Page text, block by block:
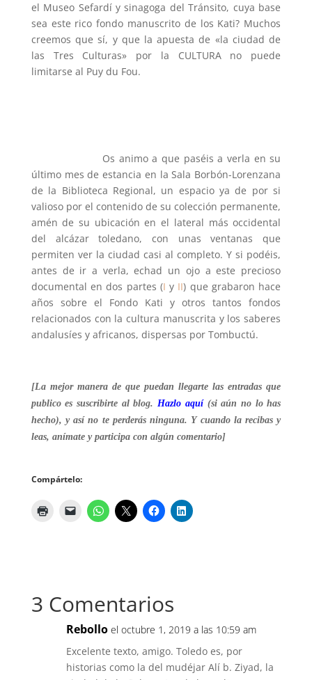
el Museo Sefardí y sinagoga del Tránsito, cuya base
sea este rico fondo manuscrito de los Kati? Muchos
creemos que sí, y que la apuesta de «la ciudad de
las Tres Culturas» por la CULTURA no puede
limitarse al Puy du Fou.
Os animo a que paséis a verla en su
último mes de estancia en la Sala Borbón-Lorenzana
de la Biblioteca Regional, un espacio ya de por si
valioso por el contenido de su colección permanente,
amén de su ubicación en el lateral más occidental
del alcázar toledano, con unas ventanas que
permiten ver la ciudad casi al completo. Y si podéis,
antes de ir a verla, echad un ojo a este precioso
documental en dos partes (I y II) que grabaron hace
años sobre el Fondo Kati y otros tantos fondos
relacionados con la cultura manuscrita y los saberes
andalusíes y africanos, dispersas por Tombuctú.
[La mejor manera de que puedan llegarte las entradas que
publico es suscribirte al blog.Hazlo aquí(si aún no lo has
hecho), y así no te perderás ninguna. Y cuando la recibas y
leas, anímate y participa con algún comentario]
Compártelo:
3 Comentarios
Rebollo el octubre 1, 2019 a las 10:59 am
Excelente texto, amigo. Toledo es, por
historias como la del mudéjar Alí b. Ziyad, la